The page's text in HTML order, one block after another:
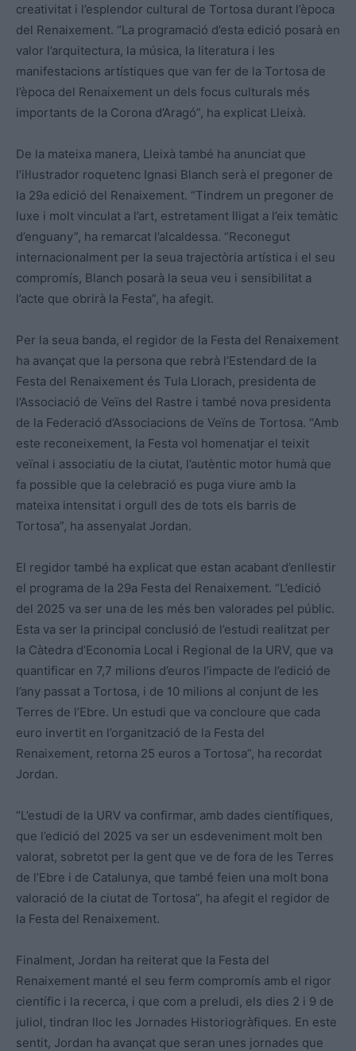
creativitat i l’esplendor cultural de Tortosa durant l’època
del Renaixement. “La programació d’esta edició posarà en
valor l’arquitectura, la música, la literatura i les
manifestacions artístiques que van fer de la Tortosa de
l’època del Renaixement un dels focus culturals més
importants de la Corona d’Aragó”, ha explicat Lleixà.
De la mateixa manera, Lleixà també ha anunciat que
l’il·lustrador roquetenc Ignasi Blanch serà el pregoner de
la 29a edició del Renaixement. “Tindrem un pregoner de
luxe i molt vinculat a l’art, estretament lligat a l’eix temàtic
d’enguany”, ha remarcat l’alcaldessa. “Reconegut
internacionalment per la seua trajectòria artística i el seu
compromís, Blanch posarà la seua veu i sensibilitat a
l’acte que obrirà la Festa”, ha afegit.
Per la seua banda, el regidor de la Festa del Renaixement
ha avançat que la persona que rebrà l’Estendard de la
Festa del Renaixement és Tula Llorach, presidenta de
l’Associació de Veïns del Rastre i també nova presidenta
de la Federació d’Associacions de Veïns de Tortosa. “Amb
este reconeixement, la Festa vol homenatjar el teixit
veïnal i associatiu de la ciutat, l’autèntic motor humà que
fa possible que la celebració es puga viure amb la
mateixa intensitat i orgull des de tots els barris de
Tortosa”, ha assenyalat Jordan.
El regidor també ha explicat que estan acabant d’enllestir
el programa de la 29a Festa del Renaixement. “L’edició
del 2025 va ser una de les més ben valorades pel públic.
Esta va ser la principal conclusió de l’estudi realitzat per
la Càtedra d’Economia Local i Regional de la URV, que va
quantificar en 7,7 milions d’euros l’impacte de l’edició de
l’any passat a Tortosa, i de 10 milions al conjunt de les
Terres de l’Ebre. Un estudi que va concloure que cada
euro invertit en l’organització de la Festa del
Renaixement, retorna 25 euros a Tortosa”, ha recordat
Jordan.
“L’estudi de la URV va confirmar, amb dades científiques,
que l’edició del 2025 va ser un esdeveniment molt ben
valorat, sobretot per la gent que ve de fora de les Terres
de l’Ebre i de Catalunya, que també feien una molt bona
valoració de la ciutat de Tortosa”, ha afegit el regidor de
la Festa del Renaixement.
Finalment, Jordan ha reiterat que la Festa del
Renaixement manté el seu ferm compromís amb el rigor
científic i la recerca, i que com a preludi, els dies 2 i 9 de
juliol, tindran lloc les Jornades Historiogràfiques. En este
sentit, Jordan ha avançat que seran unes jornades que